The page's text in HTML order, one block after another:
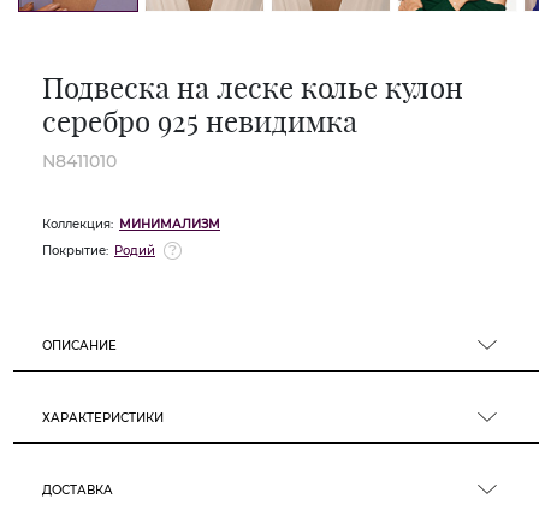
Подвеска на леске колье кулон
серебро 925 невидимка
N8411010
Коллекция: МИНИМАЛИЗМ
Покрытие: Родий
ОПИСАНИЕ
ХАРАКТЕРИСТИКИ
ДОСТАВКА